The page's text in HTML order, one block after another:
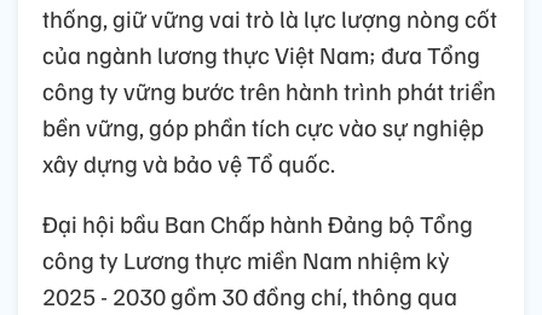
thống, giữ vững vai trò là lực lượng nòng cốt
của ngành lương thực Việt Nam; đưa Tổng
công ty vững bước trên hành trình phát triển
bền vững, góp phần tích cực vào sự nghiệp
xây dựng và bảo vệ Tổ quốc.
Đại hội bầu Ban Chấp hành Đảng bộ Tổng
công ty Lương thực miền Nam nhiệm kỳ
2025 - 2030 gồm 30 đồng chí, thông qua